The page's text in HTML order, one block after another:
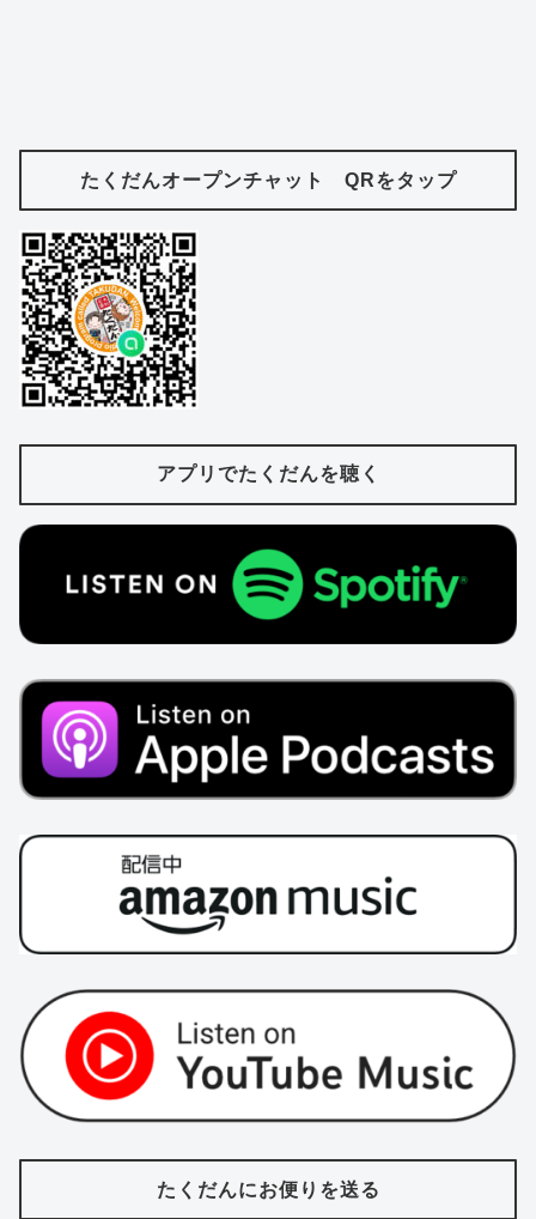
たくだんオープンチャット QRをタップ
アプリでたくだんを聴く
たくだんにお便りを送る